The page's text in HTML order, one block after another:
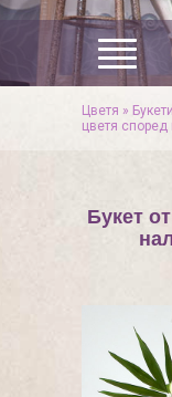
Цветя » Букети
цветя
Букет